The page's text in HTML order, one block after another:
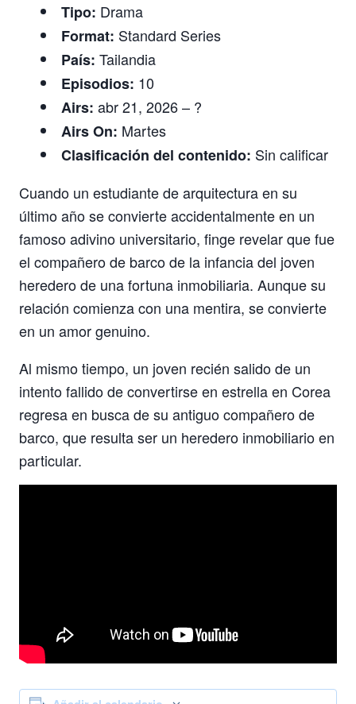
Tipo: Drama
Format: Standard Series
País: Tailandia
Episodios: 10
Airs: abr 21, 2026 – ?
Airs On: Martes
Clasificación del contenido: Sin calificar
Cuando un estudiante de arquitectura en su
último año se convierte accidentalmente en un
famoso adivino universitario, finge revelar que fue
el compañero de barco de la infancia del joven
heredero de una fortuna inmobiliaria. Aunque su
relación comienza con una mentira, se convierte
en un amor genuino.
Al mismo tiempo, un joven recién salido de un
intento fallido de convertirse en estrella en Corea
regresa en busca de su antiguo compañero de
barco, que resulta ser un heredero inmobiliario en
particular.